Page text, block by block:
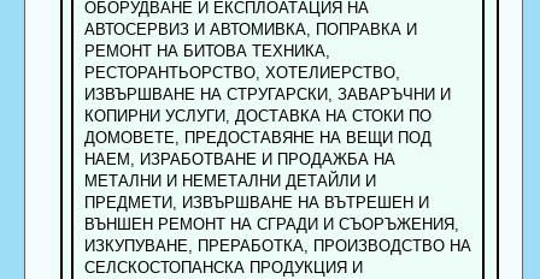
ОБОРУДВАНЕ И ЕКСПЛОАТАЦИЯ НА
АВТОСЕРВИЗ И АВТОМИВКА, ПОПРАВКА И
РЕМОНТ НА БИТОВА ТЕХНИКА,
РЕСТОРАНТЬОРСТВО, ХОТЕЛИЕРСТВО,
ИЗВЪРШВАНЕ НА СТРУГАРСКИ, ЗАВАРЪЧНИ И
КОПИРНИ УСЛУГИ, ДОСТАВКА НА СТОКИ ПО
ДОМОВЕТЕ, ПРЕДОСТАВЯНЕ НА ВЕЩИ ПОД
НАЕМ, ИЗРАБОТВАНЕ И ПРОДАЖБА НА
МЕТАЛНИ И НЕМЕТАЛНИ ДЕТАЙЛИ И
ПРЕДМЕТИ, ИЗВЪРШВАНЕ НА ВЪТРЕШЕН И
ВЪНШЕН РЕМОНТ НА СГРАДИ И СЪОРЪЖЕНИЯ,
ИЗКУПУВАНЕ, ПРЕРАБОТКА, ПРОИЗВОДСТВО НА
СЕЛСКОСТОПАНСКА ПРОДУКЦИЯ И